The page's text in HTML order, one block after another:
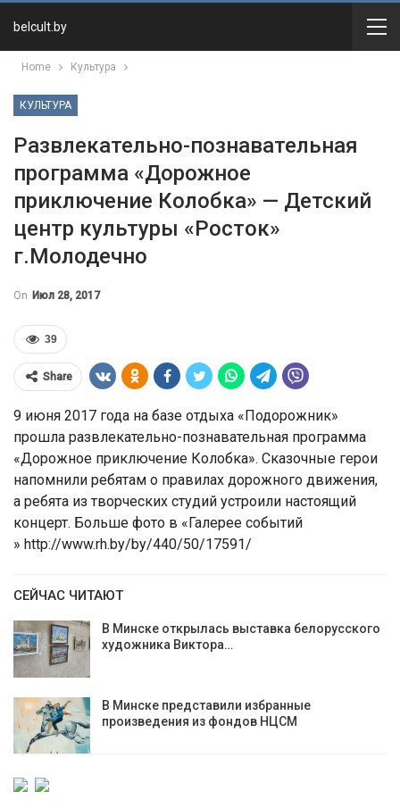
belcult.by
Home Культура
КУЛЬТУРА
Развлекательно-познавательная
программа «Дорожное
приключение Колобка» — Детский
центр культуры «Росток»
г.Молодечно
On Июл 28, 2017
39
Share
9 июня 2017 года на базе отдыха «Подорожник»
прошла развлекательно-познавательная программа
«Дорожное приключение Колобка». Сказочные герои
напомнили ребятам о правилах дорожного движения,
а ребята из творческих студий устроили настоящий
концерт. Больше фото в «Галерее событий
» http://www.rh.by/by/440/50/17591/
СЕЙЧАС ЧИТАЮТ
В Минске открылась выставка белорусского
художника Виктора…
В Минске представили избранные
произведения из фондов НЦСМ